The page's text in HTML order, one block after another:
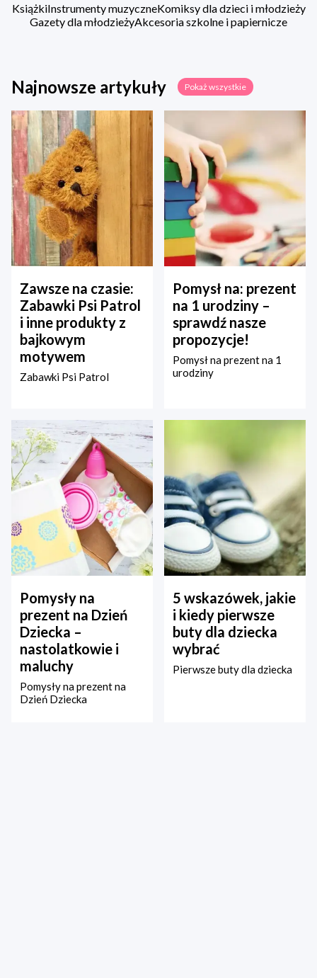
KsiążkiInstrumenty muzyczneKomiksy dla dzieci i młodzieży
Gazety dla młodzieżyAkcesoria szkolne i papiernicze
Najnowsze artykuły Pokaż wszystkie
Zawsze na czasie:
Zabawki Psi Patrol
i inne produkty z
bajkowym
motywem
Zabawki Psi Patrol
Pomysł na: prezent
na 1 urodziny –
sprawdź nasze
propozycje!
Pomysł na prezent na 1
urodziny
Pomysły na
prezent na Dzień
Dziecka –
nastolatkowie i
maluchy
Pomysły na prezent na
Dzień Dziecka
5 wskazówek, jakie
i kiedy pierwsze
buty dla dziecka
wybrać
Pierwsze buty dla dziecka